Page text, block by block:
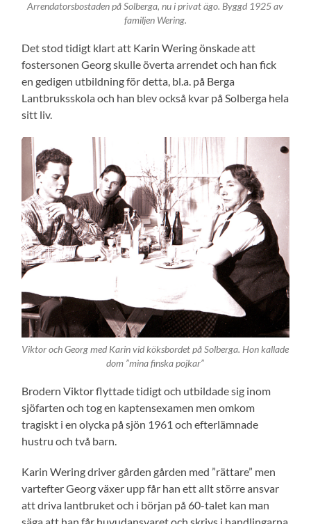
Arrendatorsbostaden på Solberga, nu i privat ägo. Byggd 1925 av
familjen Wering.
Det stod tidigt klart att Karin Wering önskade att
fostersonen Georg skulle överta arrendet och han fick
en gedigen utbildning för detta, bl.a. på Berga
Lantbruksskola och han blev också kvar på Solberga hela
sitt liv.
Viktor och Georg med Karin vid köksbordet på Solberga. Hon kallade
dom ”mina finska pojkar”
Brodern Viktor flyttade tidigt och utbildade sig inom
sjöfarten och tog en kaptensexamen men omkom
tragiskt i en olycka på sjön 1961 och efterlämnade
hustru och två barn.
Karin Wering driver gården gården med ”rättare” men
vartefter Georg växer upp får han ett allt större ansvar
att driva lantbruket och i början på 60-talet kan man